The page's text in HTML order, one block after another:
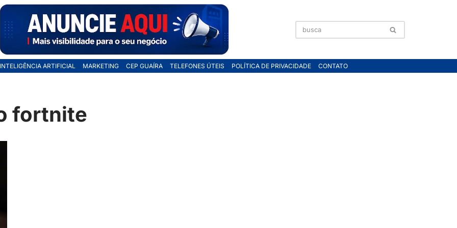
INTELIGÊNCIA ARTIFICIAL MARKETING CEP GUAÍRA TELEFONES ÚTEIS POLÍTICA DE PRIVACIDADE CONTATO
fortnite